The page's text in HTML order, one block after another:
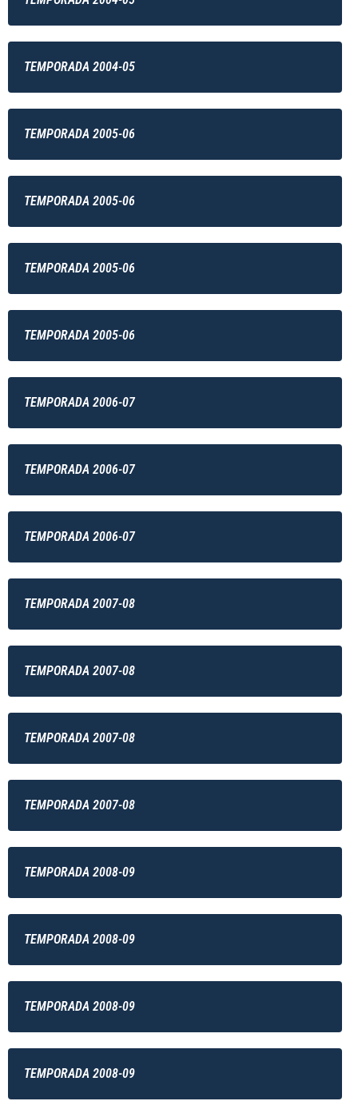
TEMPORADA 2004-05
TEMPORADA 2005-06
TEMPORADA 2005-06
TEMPORADA 2005-06
TEMPORADA 2005-06
TEMPORADA 2006-07
TEMPORADA 2006-07
TEMPORADA 2006-07
TEMPORADA 2007-08
TEMPORADA 2007-08
TEMPORADA 2007-08
TEMPORADA 2007-08
TEMPORADA 2008-09
TEMPORADA 2008-09
TEMPORADA 2008-09
TEMPORADA 2008-09